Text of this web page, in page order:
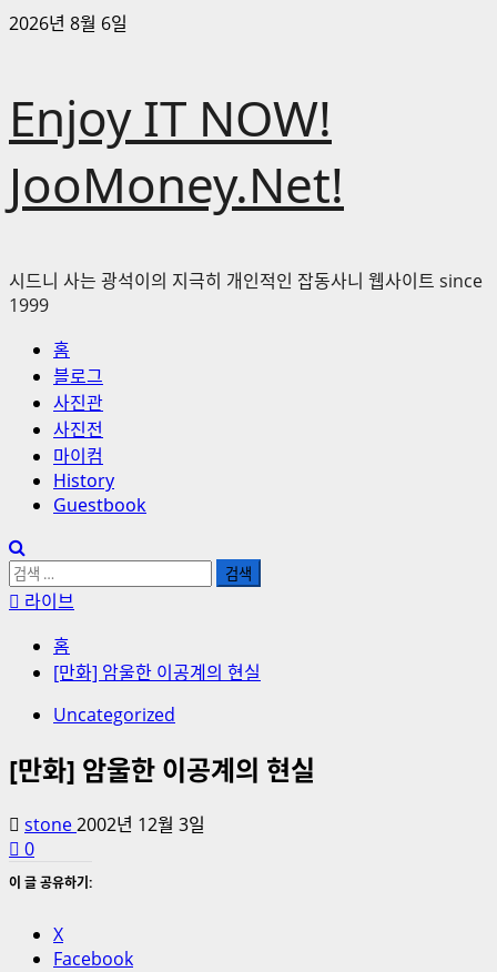
콘
로
바
기
2026년 8월 6일
Enjoy IT NOW!
JooMoney.Net!
시드니 사는 광석이의 지극히 개인적인 잡동사니 웹사이트 since
1999
홈
블로그
사진관
사진전
마이컴
History
Guestbook
검
색:라이브
홈
[만화] 암울한 이공계의 현실
Uncategorized
[만화] 암울한 이공계의 현실
stone2002년 12월 3일
0
이 글 공유하기:
X
Facebook